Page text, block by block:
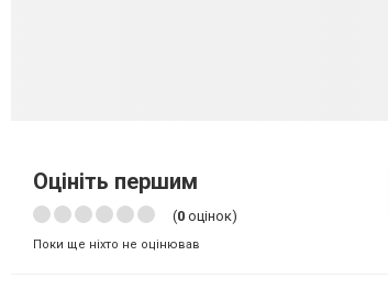
Оцініть першим
(0 оцінок)
Поки ще ніхто не оцінював